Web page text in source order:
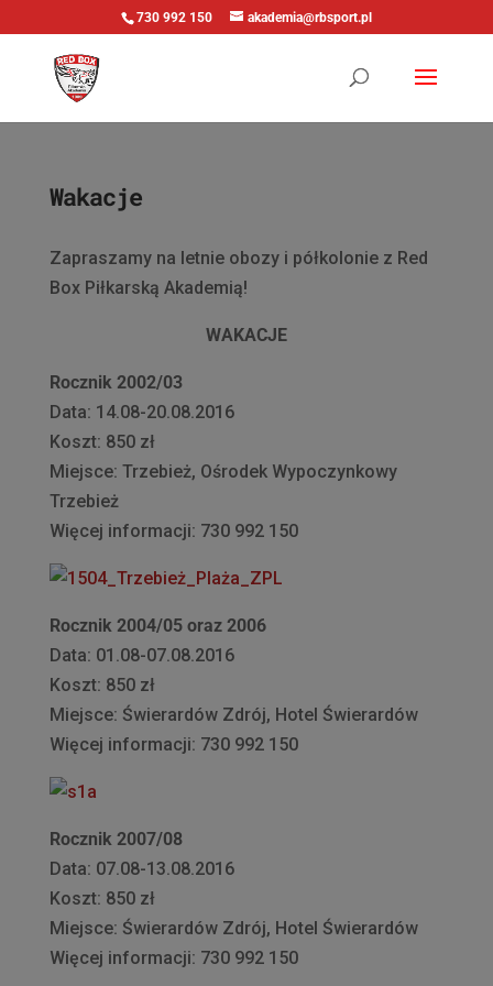
730 992 150 akademia@rbsport.pl
Wakacje
Zapraszamy na letnie obozy i półkolonie z Red
Box Piłkarską Akademią!
WAKACJE
Rocznik 2002/03
Data: 14.08-20.08.2016
Koszt: 850 zł
Miejsce: Trzebież, Ośrodek Wypoczynkowy
Trzebież
Więcej informacji: 730 992 150
Rocznik 2004/05 oraz 2006
Data: 01.08-07.08.2016
Koszt: 850 zł
Miejsce: Świerardów Zdrój, Hotel Świerardów
Więcej informacji: 730 992 150
Rocznik 2007/08
Data: 07.08-13.08.2016
Koszt: 850 zł
Miejsce: Świerardów Zdrój, Hotel Świerardów
Więcej informacji: 730 992 150